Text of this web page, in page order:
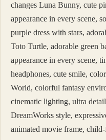
changes Luna Bunny, cute
appearance in every scene,
purple dress with stars,
Toto Turtle, adorable green
appearance in every scene,
headphones, cute smile,
World, colorful fantasy
cinematic lighting, ultra
DreamWorks style,
animated movie frame,